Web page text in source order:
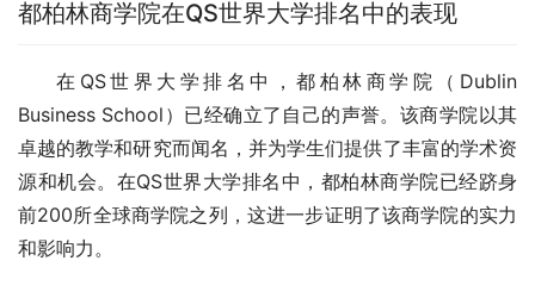
都柏林商学院在QS世界大学排名中的表现
在QS世界大学排名中，都柏林商学院（Dublin
Business School）已经确立了自己的声誉。该商学院以其
卓越的教学和研究而闻名，并为学生们提供了丰富的学术资
源和机会。在QS世界大学排名中，都柏林商学院已经跻身
前200所全球商学院之列，这进一步证明了该商学院的实力
和影响力。